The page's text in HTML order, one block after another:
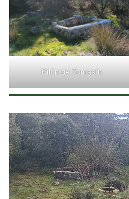
Pilón de Tomasín